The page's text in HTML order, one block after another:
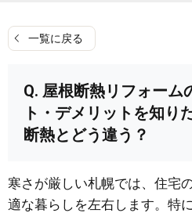
一覧に戻る
屋根断熱リフォーム
ト・デメリットを知り
断熱とどう違う？
寒さが厳しい札幌では、住宅
適な暮らしを左右します。特